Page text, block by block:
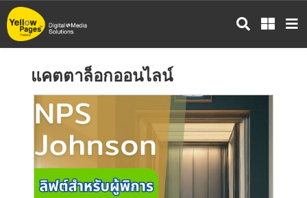
ข้าม
ไป
แคตตาล็อกออนไลน์